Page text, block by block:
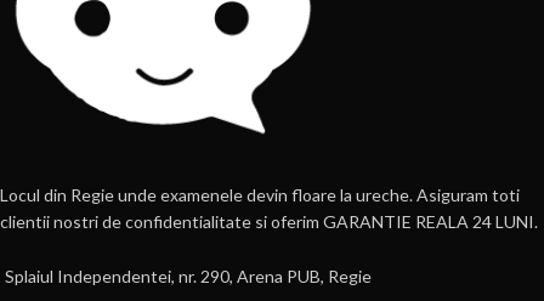
Locul din Regie unde examenele devin floare la ureche. Asiguram toti
clientii nostri de confidentialitate si oferim GARANTIE REALA 24 LUNI.
Splaiul Independentei, nr. 290, Arena PUB, Regie